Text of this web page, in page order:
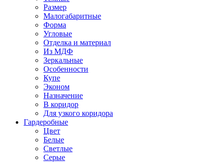
Размер
Малогабаритные
Форма
Угловые
Отделка и материал
Из МДФ
Зеркальные
Особенности
Купе
Эконом
Назначение
В коридор
Для узкого коридора
Гардеробные
Цвет
Белые
Светлые
Серые